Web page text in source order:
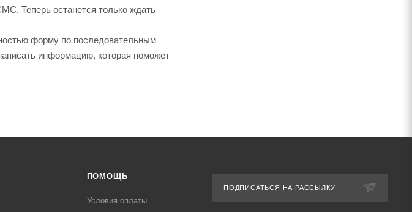
Теперь останется только ждать
форму по последовательным
информацию, которая поможет
ПОМОЩЬ
Условия оплаты
ПОДПИСАТЬСЯ НА РАССЫЛКУ